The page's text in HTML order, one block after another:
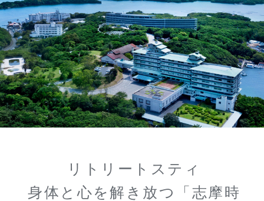
リトリートスティ
身体と心を解き放つ「志摩時